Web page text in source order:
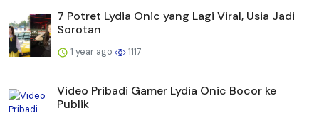
7 Potret Lydia Onic yang Lagi Viral, Usia Jadi
Sorotan
1 year ago 1117
Video Pribadi Gamer Lydia Onic Bocor ke
Publik